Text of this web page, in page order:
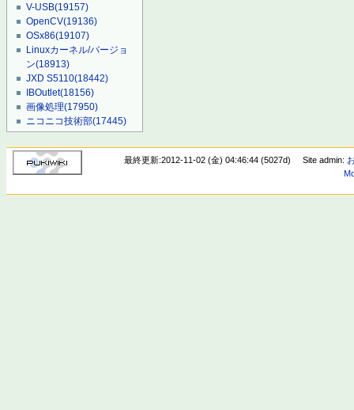
V-USB(19157)
OpenCV(19136)
OSx86(19107)
Linuxカーネル/バージョ
ン(18913)
JXD S5110(18442)
IBOutlet(18156)
画像処理(17950)
ニコニコ技術部(17445)
最終更新:2012-11-02 (金) 04:46:44 (5027d) Site admin: